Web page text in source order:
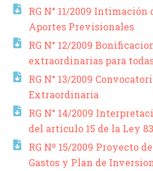
RG N° 11/2009 Intimación
Aportes Previsionales
RG N° 12/2009
extraordinarias para
RG N° 13/2009
Extraordinaria
RG N° 14/2009
del artículo 15 de la Ley
RG Nº 15/2009 Proyecto
Gastos y Plan de